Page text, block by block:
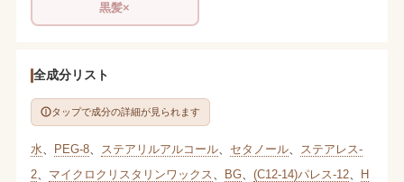
黒髪×
全成分リスト
タップで成分の詳細が見られます
水 PEG-8、 ステアリルアルコール、 セタノール、
ステアレス-
2、 マイクロクリスタリンワックス BG、 (C12-14)パレス-12、 H